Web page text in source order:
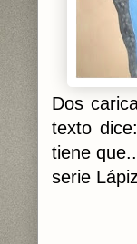
Dos
texto
tiene
serie